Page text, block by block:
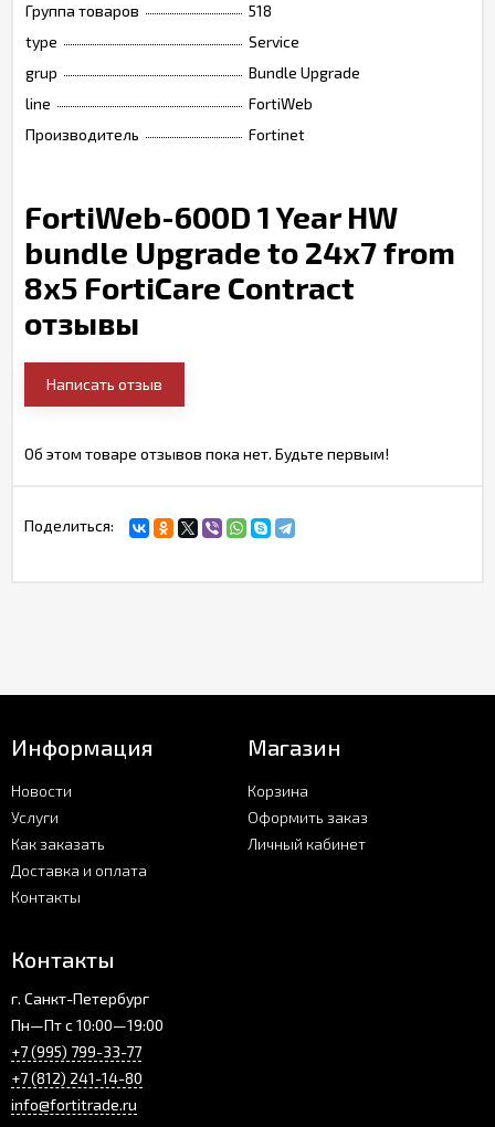
Группа товаров
518
type
Service
grup
Bundle Upgrade
line
FortiWeb
Производитель
Fortinet
FortiWeb-600D 1 Year HW
bundle Upgrade to 24x7 from
8x5 FortiCare Contract
отзывы
Написать отзыв
Об этом товаре отзывов пока нет. Будьте первым!
Поделиться:
Информация
Новости
Услуги
Как заказать
Доставка и оплата
Контакты
Магазин
Корзина
Оформить заказ
Личный кабинет
Контакты
г. Санкт-Петербург
Пн—Пт с 10:00—19:00
+7 (995) 799-33-77
+7 (812) 241-14-80
info@fortitrade.ru